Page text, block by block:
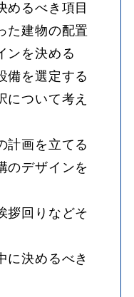
めるべき項目
た建物の配置
ンを決める
備を選定する
について考え
計画を立てる
のデザインを
拶回りなどそ
に決めるべき